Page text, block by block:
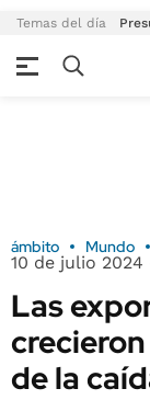
Temas del día
ámbito Mundo
10 de julio 2024
Las
de la